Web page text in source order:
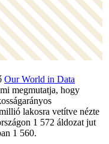
Our World in Data
megmutatja, hogy
lakosra vetítve nézte
1 572 áldozat jut
1 560.